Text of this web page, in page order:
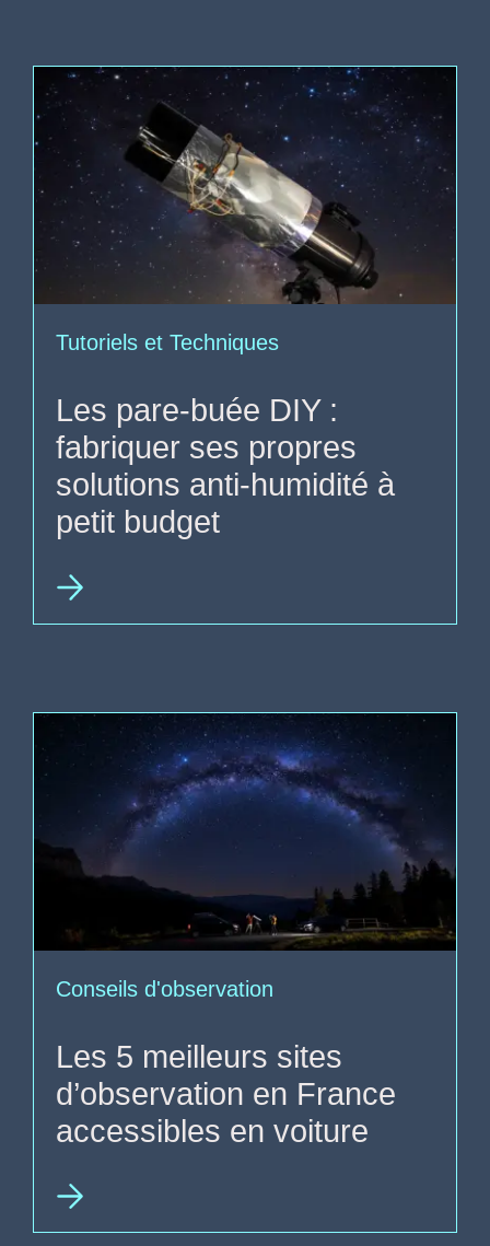
Tutoriels et Techniques
Les pare-buée DIY :
fabriquer ses propres
solutions anti-humidité à
petit budget
Conseils d'observation
Les 5 meilleurs sites
d’observation en France
accessibles en voiture